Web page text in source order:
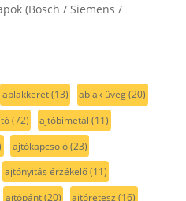
(Bosch / Siemens /
ablakkeret(13) ablak üveg(20)
(72) ajtóbimetál (11)
ajtókapcsoló(23)
ajtónyitás érzékelő(11)
ajtópánt(20) ajtóretesz (16)